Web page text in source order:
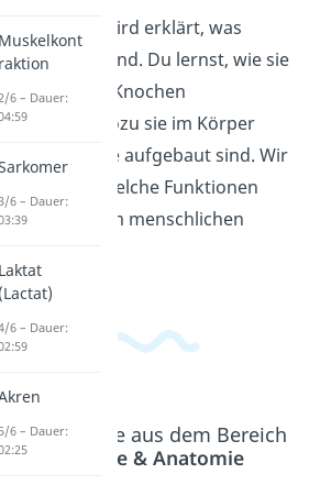
Video wird erklärt, was
sind. Du lernst, wie sie
anderen Knochen
wozu sie im Körper
und wie sie aufgebaut sind. Wir
dir auch, welche Funktionen
im menschlichen
Inhalte aus dem Bereich
Physiologie & Anatomie
Muskelkont
raktion
6 – Dauer:
6 – Dauer:
Laktat
(Lactat)
6 – Dauer:
6 – Dauer: